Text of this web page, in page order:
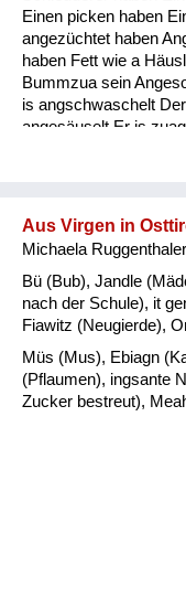
Einen picken haben
angezüchtet haben
haben Fett wie a
Bummzua sein
is angschwaschelt
angesäuselt Er is
schon gaunz steif
Radierer Blunzenfett
Aus Virgen in
Michaela Ruggenthaler
Bü (Bub), Jandle
nach der Schule), it
Fiawitz (Neugierde),
Müs (Mus), Ebiagn
(Pflaumen), ingsante
Zucker bestreut),